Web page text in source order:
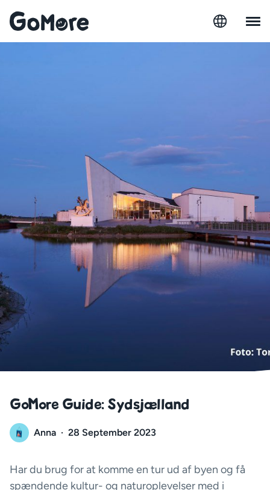
GoMore Guide: Sydsjælland
Anna · 28 September 2023
Har du brug for at komme en tur ud af byen og få
spændende kultur- og naturoplevelser med i